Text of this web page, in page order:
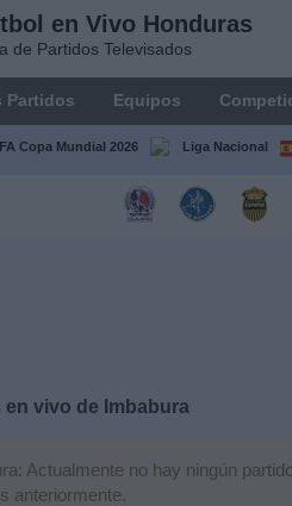
en Vivo Honduras
de Partidos Televisados
Partidos Equipos
Copa Mundial 2026 Liga Nacional
en vivo de Imbabura
Actualmente no hay ningún
anteriormente.